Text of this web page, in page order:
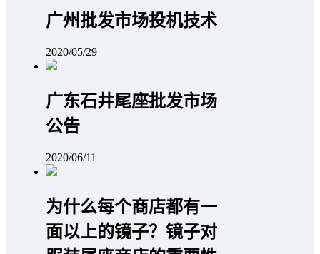
广州批发市场投机技术
2020/05/29
广东石井尾座批发市场
公告
2020/06/11
为什么每个商店都有一
面以上的镜子？镜子对